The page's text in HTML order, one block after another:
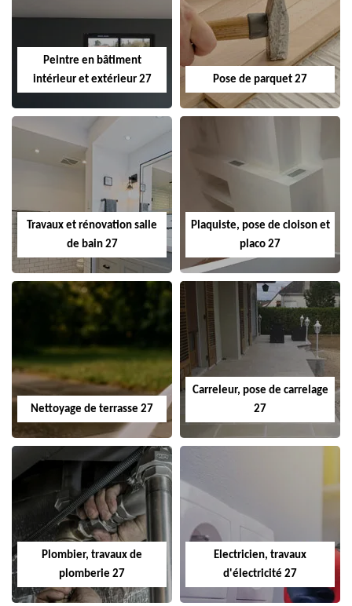
Peintre en bâtiment
intérieur et extérieur 27
Pose de parquet 27
Travaux et rénovation salle
de bain 27
Plaquiste, pose de cloison et
placo 27
Nettoyage de terrasse 27
Carreleur, pose de carrelage
27
Plombier, travaux de
plomberie 27
Electricien, travaux
d'électricité 27